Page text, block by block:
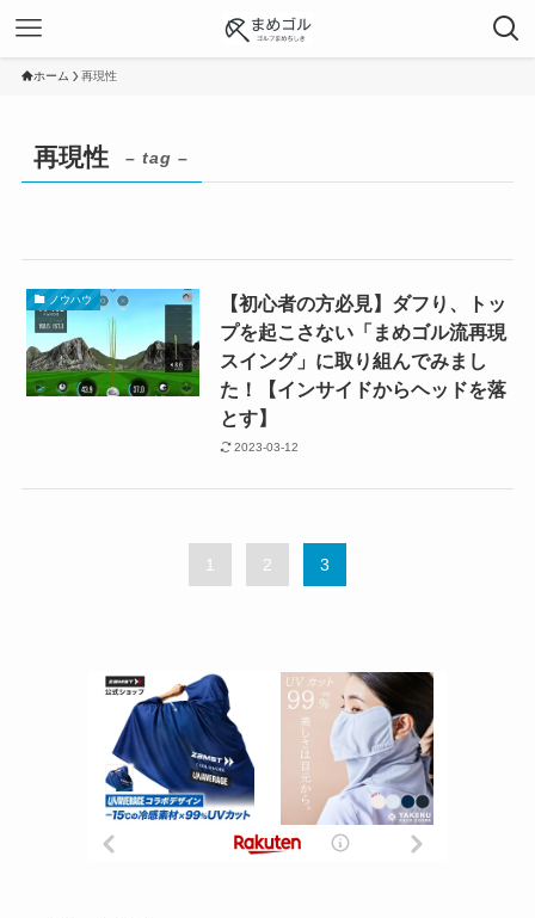
ホーム 再現性
再現性 – tag –
ノウハウ
【初心者の方必見】ダフり、トッ
プを起こさない「まめゴル流再現
スイング」に取り組んでみまし
た！【インサイドからヘッドを落
とす】
2023-03-12
1 2 3